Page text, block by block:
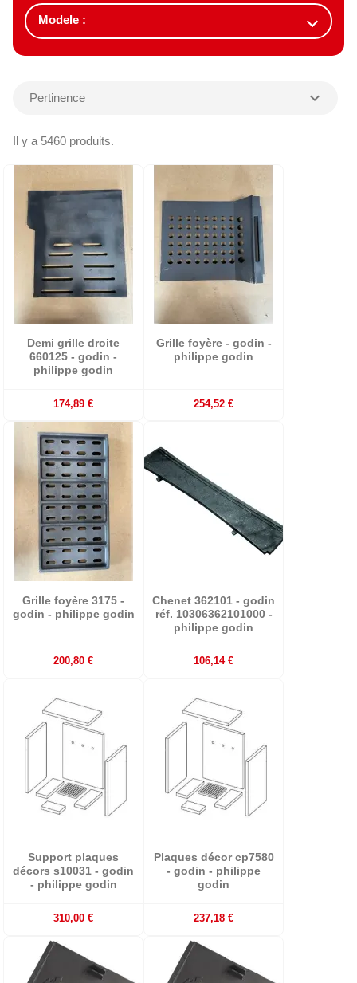
Il y a 5460 produits.
Pertinence expand_more
Demi grille droite
660125 - godin -
philippe godin
174,89 €
Grille foyère - godin -
philippe godin
254,52 €
Grille foyère 3175 -
godin - philippe godin
200,80 €
Chenet 362101 - godin
réf. 10306362101000 -
philippe godin
106,14 €
Support plaques
décors s10031 - godin
- philippe godin
310,00 €
Plaques décor cp7580
- godin - philippe
godin
237,18 €